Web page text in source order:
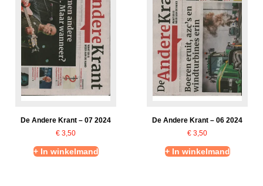
De Andere Krant – 07 2024
€ 3,50
+ In winkelmand
De Andere Krant – 06 2024
€ 3,50
+ In winkelmand